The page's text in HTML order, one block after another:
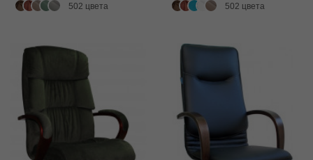
502 цвета 502 цвета